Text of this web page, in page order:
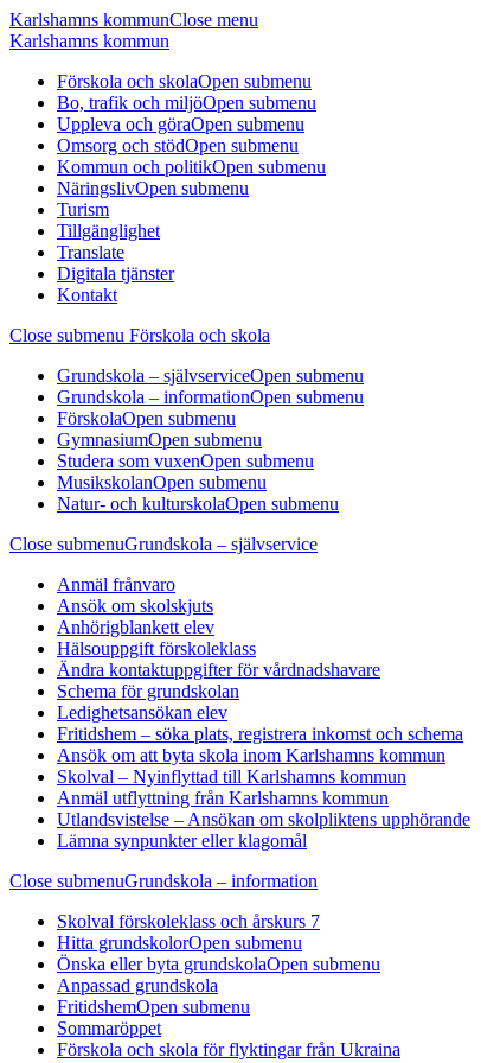
Karlshamns kommunClose menu
Karlshamns kommun
Förskola och skolaOpen submenu
Bo, trafik och miljöOpen submenu
Uppleva och göraOpen submenu
Omsorg och stödOpen submenu
Kommun och politikOpen submenu
NäringslivOpen submenu
Turism
Tillgänglighet
Translate
Digitala tjänster
Kontakt
Close submenu Förskola och skola
Grundskola – självserviceOpen submenu
Grundskola – informationOpen submenu
FörskolaOpen submenu
GymnasiumOpen submenu
Studera som vuxenOpen submenu
MusikskolanOpen submenu
Natur- och kulturskolaOpen submenu
Close submenuGrundskola – självservice
Anmäl frånvaro
Ansök om skolskjuts
Anhörigblankett elev
Hälsouppgift förskoleklass
Ändra kontaktuppgifter för vårdnadshavare
Schema för grundskolan
Ledighetsansökan elev
Fritidshem – söka plats, registrera inkomst och schema
Ansök om att byta skola inom Karlshamns kommun
Skolval – Nyinflyttad till Karlshamns kommun
Anmäl utflyttning från Karlshamns kommun
Utlandsvistelse – Ansökan om skolpliktens upphörande
Lämna synpunkter eller klagomål
Close submenuGrundskola – information
Skolval förskoleklass och årskurs 7
Hitta grundskolorOpen submenu
Önska eller byta grundskolaOpen submenu
Anpassad grundskola
FritidshemOpen submenu
Sommaröppet
Förskola och skola för flyktingar från Ukraina